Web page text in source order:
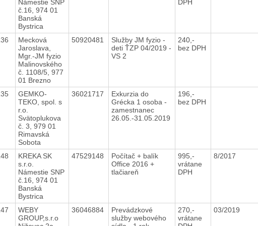
Námestie SNP
č.16, 974 01
Banská
Bystrica
DPH
Mecková
Jaroslava,
Mgr.-JM fyzio
Malinovského
č. 1108/5, 977
01 Brezno
50920481
Služby JM fyzio -
deti ŤZP 04/2019 -
VS 2
240,-
bez DPH
GEMKO-
TEKO, spol. s
r.o.
Svätoplukova
č. 3, 979 01
Rimavská
Sobota
36021717
Exkurzia do
Grécka 1 osoba -
zamestnanec
26.05.-31.05.2019
196,-
bez DPH
KREKA SK
s.r.o.
Námestie SNP
č.16, 974 01
Banská
Bystrica
47529148
Počítač + balík
Office 2016 +
tlačiareň
995,-
vrátane
DPH
8/2017
WEBY
GROUP,s.r.o
36046884
Prevádzkové
služby webového
270,-
vrátane
03/2019